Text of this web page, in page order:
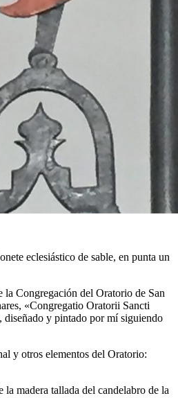
eclesiástico de sable, en punta un
la Congregación del Oratorio de San
«Congregatio Oratorii Sancti
diseñado y pintado por mí siguiendo
y otros elementos del Oratorio:
la madera tallada del candelabro de la